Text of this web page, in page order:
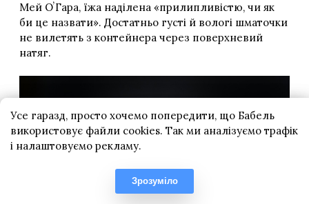
Усе гаразд, просто хочемо попередити, що Бабель
використовує файли cookies. Так ми аналізуємо трафік
і налаштовуємо рекламу.
Зрозуміло